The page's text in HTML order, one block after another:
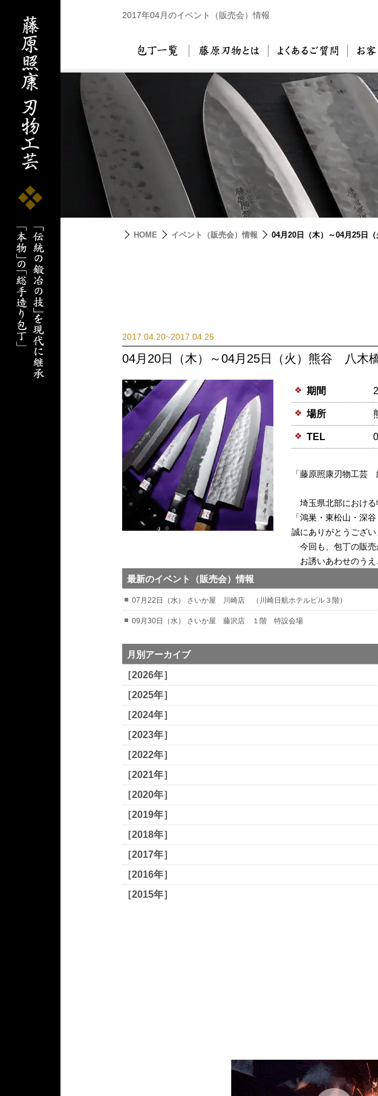
2017年04月のイベント（販売会）情報
包丁一覧 藤原刃物とは よくあ
HOME イベント（販売会）情報 04月20日（木）～04月25
2017.04.20~2017.04.25
04月20日（木）～04月25日（火）熊谷 八
期間
場所
TEL
「藤原照康刃物工芸
埼玉県北部における
「鴻巣・東松山・深
誠にありがとうござい
今回も、包丁の販売
お誘いあわせのうえ
最新のイベント（販売会）情報
07月22日（水） さいか屋 川崎店 （川崎日航ホテルビル３階）
09月30日（水） さいか屋 藤沢店 １階 特設会場
月別アーカイブ
［2026年］
［2025年］
［2024年］
［2023年］
［2022年］
［2021年］
［2020年］
［2019年］
［2018年］
［2017年］
［2016年］
［2015年］